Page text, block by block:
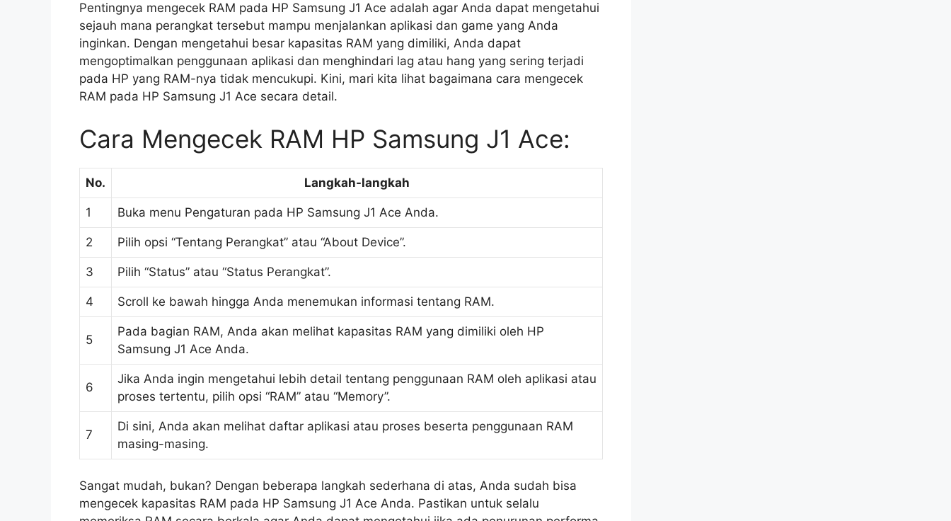
Pentingnya mengecek RAM pada HP Samsung J1 Ace adalah agar Anda dapat mengetahui
sejauh mana perangkat tersebut mampu menjalankan aplikasi dan game yang Anda
inginkan. Dengan mengetahui besar kapasitas RAM yang dimiliki, Anda dapat
mengoptimalkan penggunaan aplikasi dan menghindari lag atau hang yang sering terjadi
pada HP yang RAM-nya tidak mencukupi. Kini, mari kita lihat bagaimana cara mengecek
RAM pada HP Samsung J1 Ace secara detail.
Cara Mengecek RAM HP Samsung J1 Ace:
No. Langkah-langkah
1 Buka menu Pengaturan pada HP Samsung J1 Ace Anda.
2 Pilih opsi “Tentang Perangkat” atau “About Device”.
3 Pilih “Status” atau “Status Perangkat”.
4 Scroll ke bawah hingga Anda menemukan informasi tentang RAM.
5
Pada bagian RAM, Anda akan melihat kapasitas RAM yang dimiliki oleh HP
Samsung J1 Ace Anda.
6
Jika Anda ingin mengetahui lebih detail tentang penggunaan RAM oleh aplikasi atau
proses tertentu, pilih opsi “RAM” atau “Memory”.
7
Di sini, Anda akan melihat daftar aplikasi atau proses beserta penggunaan RAM
masing-masing.
Sangat mudah, bukan? Dengan beberapa langkah sederhana di atas, Anda sudah bisa
mengecek kapasitas RAM pada HP Samsung J1 Ace Anda. Pastikan untuk selalu